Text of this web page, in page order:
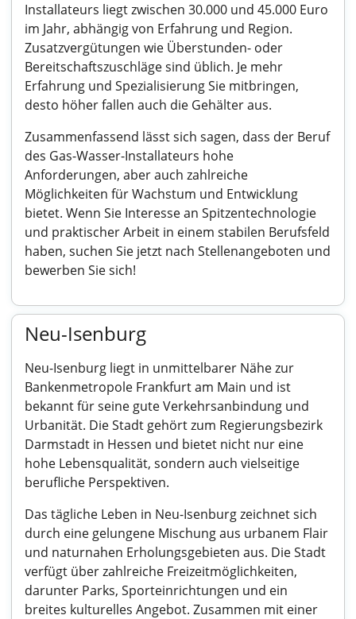
Installateurs liegt zwischen 30.000 und 45.000 Euro
im Jahr, abhängig von Erfahrung und Region.
Zusatzvergütungen wie Überstunden- oder
Bereitschaftszuschläge sind üblich. Je mehr
Erfahrung und Spezialisierung Sie mitbringen,
desto höher fallen auch die Gehälter aus.
Zusammenfassend lässt sich sagen, dass der Beruf
des Gas-Wasser-Installateurs hohe
Anforderungen, aber auch zahlreiche
Möglichkeiten für Wachstum und Entwicklung
bietet. Wenn Sie Interesse an Spitzentechnologie
und praktischer Arbeit in einem stabilen Berufsfeld
haben, suchen Sie jetzt nach Stellenangeboten und
bewerben Sie sich!
Neu-Isenburg
Neu-Isenburg liegt in unmittelbarer Nähe zur
Bankenmetropole Frankfurt am Main und ist
bekannt für seine gute Verkehrsanbindung und
Urbanität. Die Stadt gehört zum Regierungsbezirk
Darmstadt in Hessen und bietet nicht nur eine
hohe Lebensqualität, sondern auch vielseitige
berufliche Perspektiven.
Das tägliche Leben in Neu-Isenburg zeichnet sich
durch eine gelungene Mischung aus urbanem Flair
und naturnahen Erholungsgebieten aus. Die Stadt
verfügt über zahlreiche Freizeitmöglichkeiten,
darunter Parks, Sporteinrichtungen und ein
breites kulturelles Angebot. Zusammen mit einer